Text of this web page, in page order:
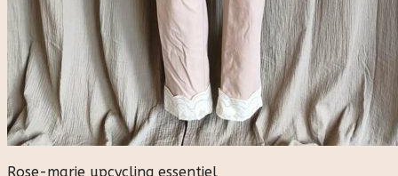
Rose-marie upcycling essentiel